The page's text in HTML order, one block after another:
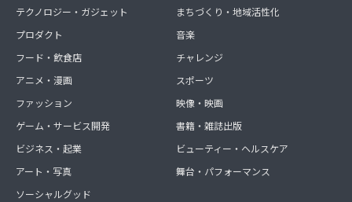
テクノロジー・ガジェット
プロダクト
フード・飲食店
アニメ・漫画
ファッション
ゲーム・サービス開発
ビジネス・起業
アート・写真
ソーシャルグッド
まちづくり・地域活性化
音楽
チャレンジ
スポーツ
映像・映画
書籍・雑誌出版
ビューティー・ヘルスケア
舞台・パフォーマンス